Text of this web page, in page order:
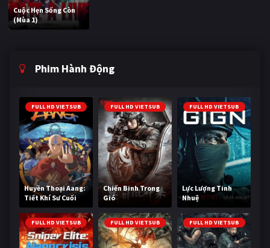
Cuộc Hẹn Sống Còn
(Mùa 1)
Phim Hành Động
FULL HD VIETSUB
Huyền Thoại Aang:
Tiết Khí Sư Cuối
Cùng
FULL HD VIETSUB
Chiến Binh Trong
Gió
FULL HD VIETSUB
Lực Lượng Tinh
Nhuệ
FULL HD VIETSUB FULL HD VIETSUB FULL HD VIETSUB